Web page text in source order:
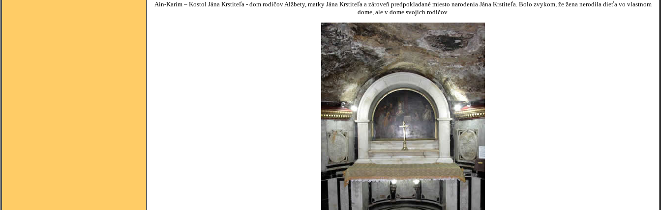
Ain-Karim – Kostol Jána Krstiteľa - dom rodičov Alžbety, matky Jána Krstiteľa a zároveň predpokladané miesto narodenia Jána Krstiteľa. Bolo zvykom, že žena nerodila dieťa vo vlastnom
dome, ale v dome svojich rodičov.